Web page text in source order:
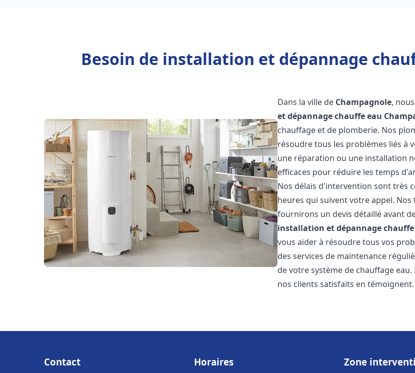
Besoin de installation et dépannage
Dans la ville de Champagnole,
et dépannage chauffe eau
chauffage et de plomberie. Nos
résoudre tous les problèmes liés à
une réparation ou une installation
efficaces pour réduire les temps
Nos délais d'intervention sont très
heures qui suivent votre appel.
fournirons un devis détaillé avant
installation et dépannage chauffe
vous aider à résoudre tous vos
des services de maintenance
de votre système de chauffage
nos clients satisfaits en
Contact Horaires Zone